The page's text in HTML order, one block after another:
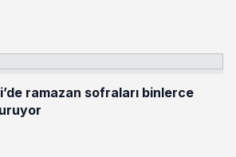
ramazan sofraları binlerce